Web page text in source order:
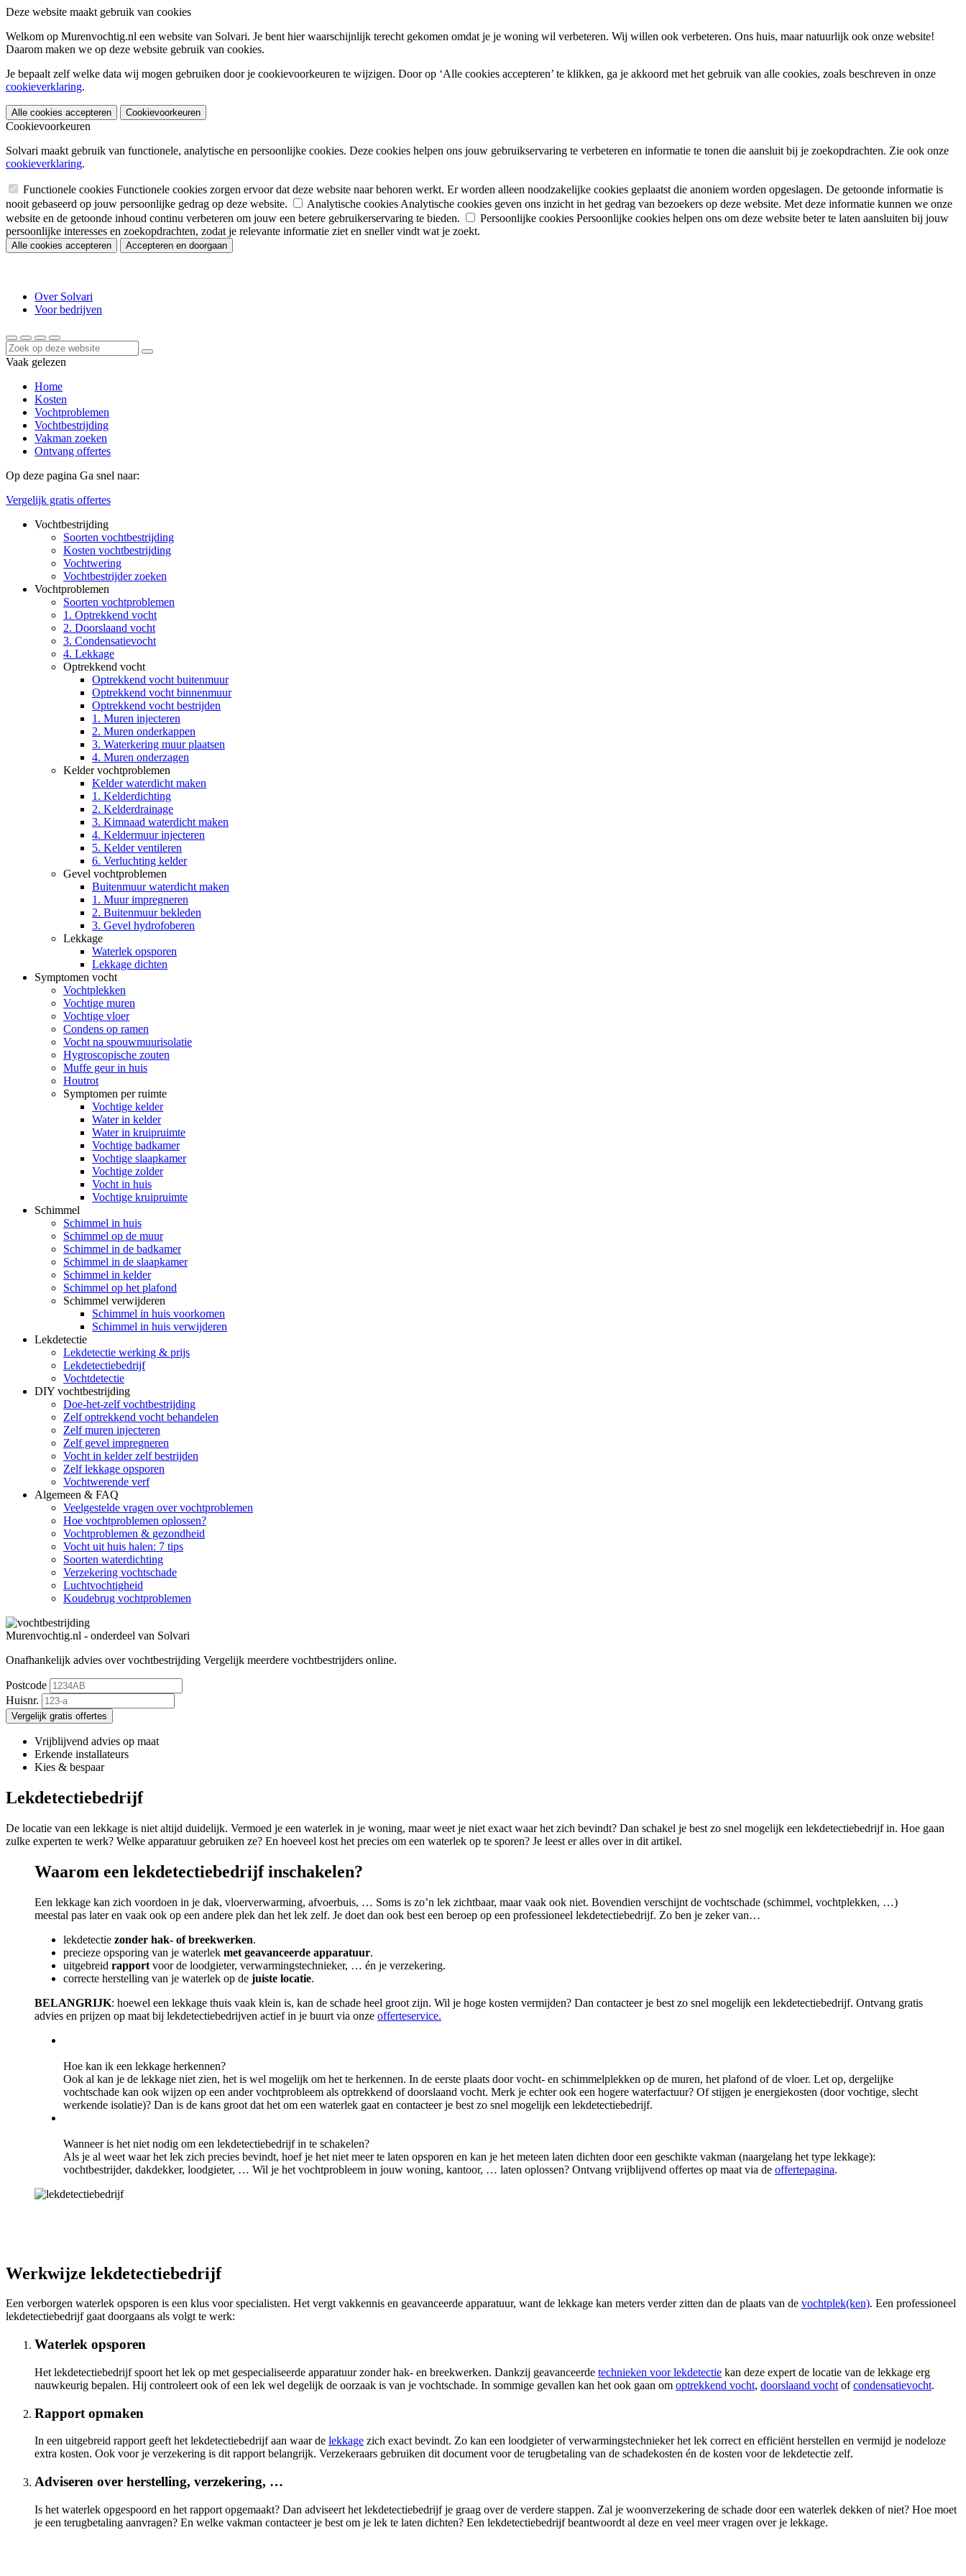
Deze website maakt gebruik van cookies
Welkom op Murenvochtig.nl een website van Solvari. Je bent hier waarschijnlijk terecht gekomen omdat je je woning wil verbeteren. Wij willen ook verbeteren. Ons huis, maar natuurlijk ook onze website!
Daarom maken we op deze website gebruik van cookies.
Je bepaalt zelf welke data wij mogen gebruiken door je cookievoorkeuren te wijzigen. Door op ‘Alle cookies accepteren’ te klikken, ga je akkoord met het gebruik van alle cookies, zoals beschreven in onze
cookieverklaring.
Alle cookies accepteren Cookievoorkeuren
Cookievoorkeuren
Solvari maakt gebruik van functionele, analytische en persoonlijke cookies. Deze cookies helpen ons jouw gebruikservaring te verbeteren en informatie te tonen die aansluit bij je zoekopdrachten. Zie ook onze
cookieverklaring.
Functionele cookies Functionele cookies zorgen ervoor dat deze website naar behoren werkt. Er worden alleen noodzakelijke cookies geplaatst die anoniem worden opgeslagen. De getoonde informatie is
nooit gebaseerd op jouw persoonlijke gedrag op deze website.
Analytische cookies Analytische cookies geven ons inzicht in het gedrag van bezoekers op deze website. Met deze informatie kunnen we onze
website en de getoonde inhoud continu verbeteren om jouw een betere gebruikerservaring te bieden.
Persoonlijke cookies Persoonlijke cookies helpen ons om deze website beter te laten aansluiten bij jouw
persoonlijke interesses en zoekopdrachten, zodat je relevante informatie ziet en sneller vindt wat je zoekt.
Alle cookies accepteren Accepteren en doorgaan
Over Solvari
Voor bedrijven
Vaak gelezen
Home
Kosten
Vochtproblemen
Vochtbestrijding
Vakman zoeken
Ontvang offertes
Op deze pagina Ga snel naar:
Vergelijk gratis offertes
Vochtbestrijding
Soorten vochtbestrijding
Kosten vochtbestrijding
Vochtwering
Vochtbestrijder zoeken
Vochtproblemen
Soorten vochtproblemen
1. Optrekkend vocht
2. Doorslaand vocht
3. Condensatievocht
4. Lekkage
Optrekkend vocht
Optrekkend vocht buitenmuur
Optrekkend vocht binnenmuur
Optrekkend vocht bestrijden
1. Muren injecteren
2. Muren onderkappen
3. Waterkering muur plaatsen
4. Muren onderzagen
Kelder vochtproblemen
Kelder waterdicht maken
1. Kelderdichting
2. Kelderdrainage
3. Kimnaad waterdicht maken
4. Keldermuur injecteren
5. Kelder ventileren
6. Verluchting kelder
Gevel vochtproblemen
Buitenmuur waterdicht maken
1. Muur impregneren
2. Buitenmuur bekleden
3. Gevel hydrofoberen
Lekkage
Waterlek opsporen
Lekkage dichten
Symptomen vocht
Vochtplekken
Vochtige muren
Vochtige vloer
Condens op ramen
Vocht na spouwmuurisolatie
Hygroscopische zouten
Muffe geur in huis
Houtrot
Symptomen per ruimte
Vochtige kelder
Water in kelder
Water in kruipruimte
Vochtige badkamer
Vochtige slaapkamer
Vochtige zolder
Vocht in huis
Vochtige kruipruimte
Schimmel
Schimmel in huis
Schimmel op de muur
Schimmel in de badkamer
Schimmel in de slaapkamer
Schimmel in kelder
Schimmel op het plafond
Schimmel verwijderen
Schimmel in huis voorkomen
Schimmel in huis verwijderen
Lekdetectie
Lekdetectie werking & prijs
Lekdetectiebedrijf
Vochtdetectie
DIY vochtbestrijding
Doe-het-zelf vochtbestrijding
Zelf optrekkend vocht behandelen
Zelf muren injecteren
Zelf gevel impregneren
Vocht in kelder zelf bestrijden
Zelf lekkage opsporen
Vochtwerende verf
Algemeen & FAQ
Veelgestelde vragen over vochtproblemen
Hoe vochtproblemen oplossen?
Vochtproblemen & gezondheid
Vocht uit huis halen: 7 tips
Soorten waterdichting
Verzekering vochtschade
Luchtvochtigheid
Koudebrug vochtproblemen
Murenvochtig.nl - onderdeel van Solvari
Onafhankelijk advies over vochtbestrijding Vergelijk meerdere vochtbestrijders online.
Postcode
Huisnr.
Vergelijk gratis offertes
Vrijblijvend advies op maat
Erkende installateurs
Kies & bespaar
Lekdetectiebedrijf
De locatie van een lekkage is niet altijd duidelijk. Vermoed je een waterlek in je woning, maar weet je niet exact waar het zich bevindt? Dan schakel je best zo snel mogelijk een lekdetectiebedrijf in. Hoe gaan
zulke experten te werk? Welke apparatuur gebruiken ze? En hoeveel kost het precies om een waterlek op te sporen? Je leest er alles over in dit artikel.
Waarom een lekdetectiebedrijf inschakelen?
Een lekkage kan zich voordoen in je dak, vloerverwarming, afvoerbuis, … Soms is zo’n lek zichtbaar, maar vaak ook niet. Bovendien verschijnt de vochtschade (schimmel, vochtplekken, …)
meestal pas later en vaak ook op een andere plek dan het lek zelf. Je doet dan ook best een beroep op een professioneel lekdetectiebedrijf. Zo ben je zeker van…
lekdetectie zonder hak- of breekwerken.
precieze opsporing van je waterlek met geavanceerde apparatuur.
uitgebreid rapport voor de loodgieter, verwarmingstechnieker, … én je verzekering.
correcte herstelling van je waterlek op de juiste locatie.
BELANGRIJK: hoewel een lekkage thuis vaak klein is, kan de schade heel groot zijn. Wil je hoge kosten vermijden? Dan contacteer je best zo snel mogelijk een lekdetectiebedrijf. Ontvang gratis
advies en prijzen op maat bij lekdetectiebedrijven actief in je buurt via onze offerteservice.
Hoe kan ik een lekkage herkennen?
Ook al kan je de lekkage niet zien, het is wel mogelijk om het te herkennen. In de eerste plaats door vocht- en schimmelplekken op de muren, het plafond of de vloer. Let op, dergelijke
vochtschade kan ook wijzen op een ander vochtprobleem als optrekkend of doorslaand vocht. Merk je echter ook een hogere waterfactuur? Of stijgen je energiekosten (door vochtige, slecht
werkende isolatie)? Dan is de kans groot dat het om een waterlek gaat en contacteer je best zo snel mogelijk een lekdetectiebedrijf.
Wanneer is het niet nodig om een lekdetectiebedrijf in te schakelen?
Als je al weet waar het lek zich precies bevindt, hoef je het niet meer te laten opsporen en kan je het meteen laten dichten door een geschikte vakman (naargelang het type lekkage):
vochtbestrijder, dakdekker, loodgieter, … Wil je het vochtprobleem in jouw woning, kantoor, … laten oplossen? Ontvang vrijblijvend offertes op maat via de offertepagina.
Werkwijze lekdetectiebedrijf
Een verborgen waterlek opsporen is een klus voor specialisten. Het vergt vakkennis en geavanceerde apparatuur, want de lekkage kan meters verder zitten dan de plaats van de vochtplek(ken). Een professioneel
lekdetectiebedrijf gaat doorgaans als volgt te werk:
Waterlek opsporen
Het lekdetectiebedrijf spoort het lek op met gespecialiseerde apparatuur zonder hak- en breekwerken. Dankzij geavanceerde technieken voor lekdetectie kan deze expert de locatie van de lekkage erg
nauwkeurig bepalen. Hij controleert ook of een lek wel degelijk de oorzaak is van je vochtschade. In sommige gevallen kan het ook gaan om optrekkend vocht, doorslaand vocht ofcondensatievocht.
Rapport opmaken
In een uitgebreid rapport geeft het lekdetectiebedrijf aan waar de lekkage zich exact bevindt. Zo kan een loodgieter of verwarmingstechnieker het lek correct en efficiënt herstellen en vermijd je nodeloze
extra kosten. Ook voor je verzekering is dit rapport belangrijk. Verzekeraars gebruiken dit document voor de terugbetaling van de schadekosten én de kosten voor de lekdetectie zelf.
Adviseren over herstelling, verzekering, …
Is het waterlek opgespoord en het rapport opgemaakt? Dan adviseert het lekdetectiebedrijf je graag over de verdere stappen. Zal je woonverzekering de schade door een waterlek dekken of niet? Hoe moet
je een terugbetaling aanvragen? En welke vakman contacteer je best om je lek te laten dichten? Een lekdetectiebedrijf beantwoordt al deze en veel meer vragen over je lekkage.